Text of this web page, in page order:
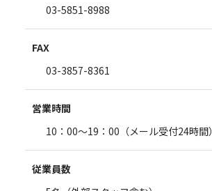
03-5851-8988
FAX
03-3857-8361
営業時間
10：00～19：00（メール受付24時間）
従業員数